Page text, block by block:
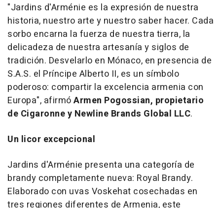
"Jardins d'Arménie es la expresión de nuestra
historia, nuestro arte y nuestro saber hacer. Cada
sorbo encarna la fuerza de nuestra tierra, la
delicadeza de nuestra artesanía y siglos de
tradición. Desvelarlo en Mónaco, en presencia de
S.A.S. el Príncipe Alberto II, es un símbolo
poderoso: compartir la excelencia armenia con
Europa", afirmóArmen Pogossian, propietario
de Cigaronne y Newline Brands Global LLC.
Un licor excepcional
Jardins d'Arménie presenta una categoría de
brandy completamente nueva: Royal Brandy.
Elaborado con uvas Voskehat cosechadas en
tres regiones diferentes de Armenia, este